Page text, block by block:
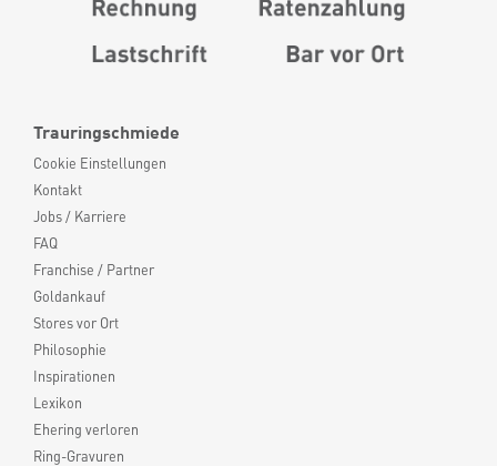
Trauringschmiede
Cookie Einstellungen
Kontakt
Jobs / Karriere
FAQ
Franchise / Partner
Goldankauf
Stores vor Ort
Philosophie
Inspirationen
Lexikon
Ehering verloren
Ring-Gravuren